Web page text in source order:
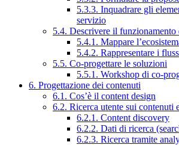
5.3.3. Inquadrare gli
servizio
5.4. Descrivere il funzionamento
5.4.1. Mappare
5.4.2. Rappresentare i
5.5. Co-progettare le soluzioni
5.5.1. Workshop di co-
6. Progettazione dei contenuti
6.1. Cos’è il content design
6.2. Ricerca utente sui contenuti
6.2.1. Content discovery
6.2.2. Dati di ricerca
6.2.3. Ricerca tramite